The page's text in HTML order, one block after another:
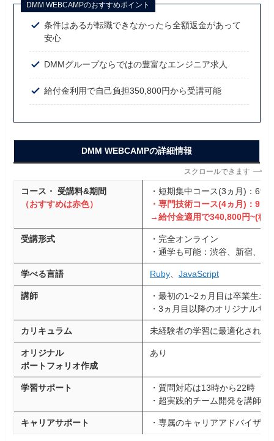
DMM WEBCAMPのおすすめポイント
条件はあるが転職できなかったら全額返金があって
安心
DMMグループならではの豊富なエンジニア求人
給付金利用で自己負担350,800円から受講可能
DMM WEBCAMPの詳細情報
スクロールできます
コース・ 受講料&期間
（おすすめは赤色）
・短期集中コース(3ヵ月)：
・専門技術コース(4ヵ月)：
→給付金適用で340,800円~(税
受講形式
・完全オンライン
・通学も可能：渋谷、新宿、難
学べる言語 Ruby、 JavaScript
講師
・最初の1~2ヵ月目は卒業生エ
・3ヵ月目以降のオリジナルサ
カリキュラム 未経験者の学習に最適化された
オリジナル
ポートフォリオ作成
あり
学習サポート
・質問対応は13時から22時（
・超実践的チーム開発を講師サ
キャリアサポート ・専属のキャリアアドバイザ